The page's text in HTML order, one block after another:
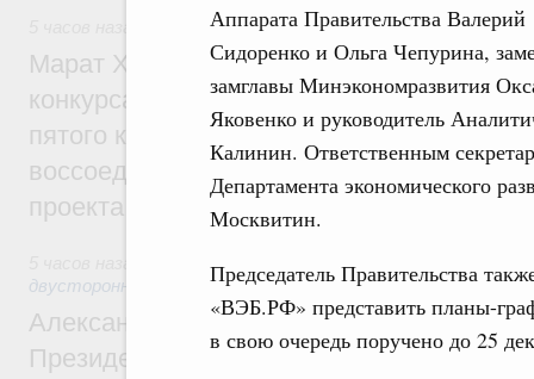
Аппарата Правительства Валерий
Сидоренко и Ольга Чепурина,
замглавы Минэкономразвития
Яковенко и руководитель
Калинин. Ответственным
Департамента экономического
Москвитин.
Председатель Правительства
«ВЭБ.РФ» представить планы-
в свою очередь поручено до 25
Экономика городов. Городская среда
Марат Хуснуллин: Победителями XI
конкурса проектов создания
пятого конкурса для регионов ДФО и
воссоединённых и приграничных
проекта
Экономические отношения с зарубежными
двусторонней основе
Александр Новак встретился с
Президента Южной Осетии Маратом